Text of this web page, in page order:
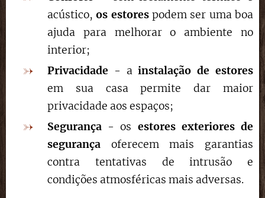
acústico,os estorespodem ser uma boa
ajuda para melhorar o ambiente no
interior;
Privacidade - ainstalação de estores
em sua casa permite dar maior
privacidade aos espaços;
Segurança - os estores exteriores de
segurança oferecem mais garantias
contra tentativas de intrusão e
condições atmosféricas mais adversas.